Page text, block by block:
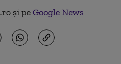
și peGoogle News